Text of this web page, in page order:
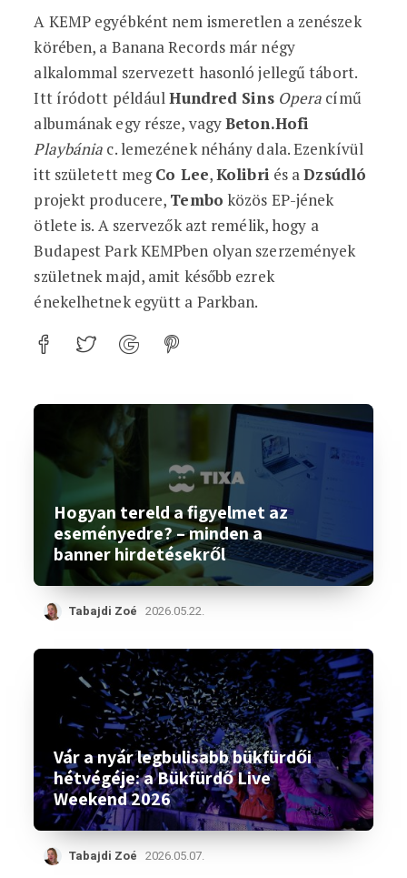
A KEMP egyébként nem ismeretlen a zenészek
körében, a Banana Records már négy
alkalommal szervezett hasonló jellegű tábort.
Itt íródott példáulHundred Sins Opera című
albumának egy része, vagyBeton.Hofi
Playbánia c. lemezének néhány dala. Ezenkívül
itt született megCo Lee,Kolibri és aDzsúdló
projekt producere, Tembo közös EP-jének
ötlete is. A szervezők azt remélik, hogy a
Budapest Park KEMPben olyan szerzemények
születnek majd, amit később ezrek
énekelhetnek együtt a Parkban.
Hogyan tereld a figyelmet az
eseményedre? – minden a
banner hirdetésekről
Tabajdi Zoé 2026.05.22.
Vár a nyár legbulisabb bükfürdői
hétvégéje: a Bükfürdő Live
Weekend 2026
Tabajdi Zoé 2026.05.07.